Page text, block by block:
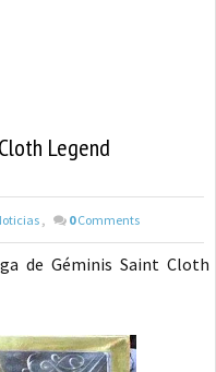
Legend
, 0 Comments
de Géminis Saint Cloth